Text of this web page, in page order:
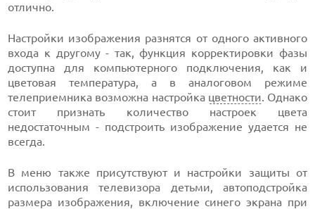
отлично.
Настройки изображения разнятся от одного активного
входа к другому - так, функция корректировки фазы
доступна для компьютерного подключения, как и
цветовая температура, а в аналоговом режиме
телеприемника возможна настройка цветности. Однако
стоит признать количество настроек цвета
недостаточным - подстроить изображение удается не
всегда.
В меню также присутствуют и настройки защиты от
использования телевизора детьми, автоподстройка
размера изображения, включение синего экрана при